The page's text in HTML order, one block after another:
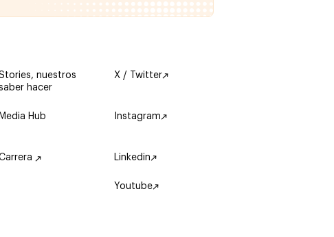
nuestros
hacer
Media Hub
X / Twitter
Instagram
Linkedin
Youtube